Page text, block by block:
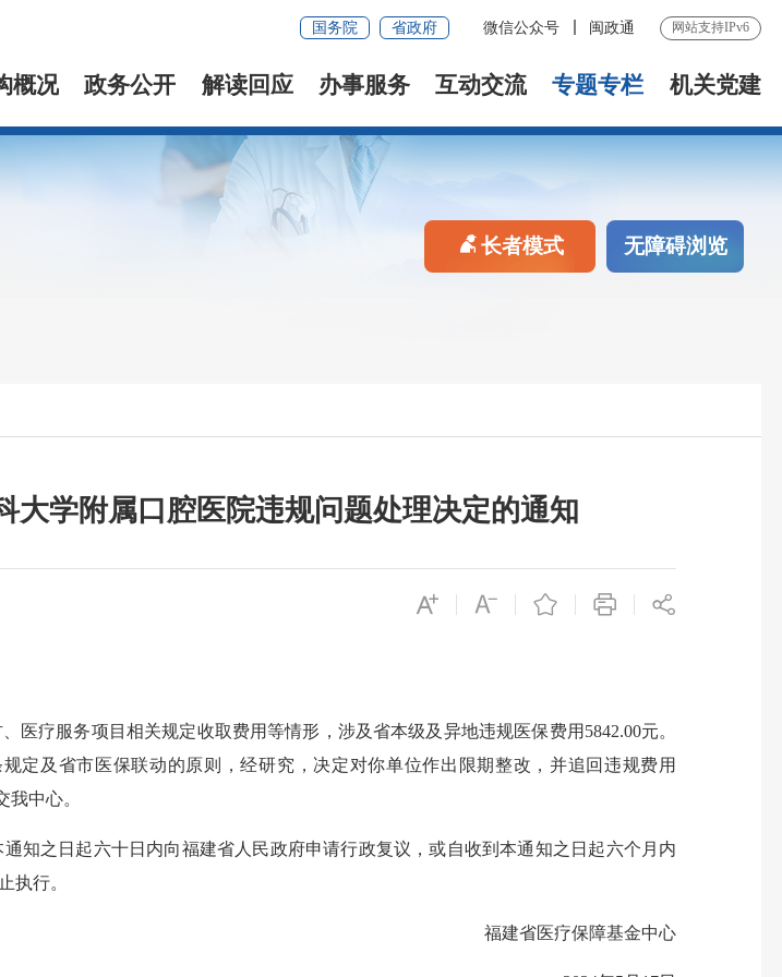
国务院 省政府 微信公众号 闽政通 网站支持IPv6
概况 政务公开 解读回应 办事服务 互动交流 专题专栏 机关党建
长者模式 无障碍浏览
大学附属口腔医院违规问题处理决定的通知
服务项目相关规定收取费用等情形，涉及省本级及异地违规医保费用5842.00元。
定及省市医保联动的原则，经研究，决定对你单位作出限期整改，并追回违规费用
中心。
之日起六十日内向福建省人民政府申请行政复议，或自收到本通知之日起六个月内
执行。
福建省医疗保障基金中心